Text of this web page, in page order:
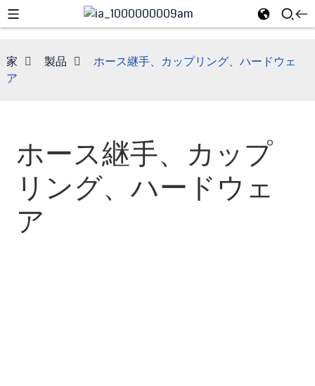
家 製品
ホース継手、カップリング、ハードウェ
ア
ホース継手、カップ
リング、ハードウェ
ア